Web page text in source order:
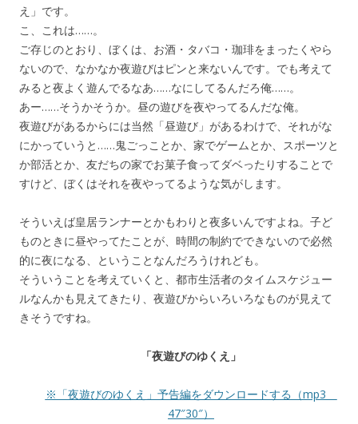
え」です。
こ、これは……。
ご存じのとおり、ぼくは、お酒・タバコ・珈琲をまったくやら
ないので、なかなか夜遊びはピンと来ないんです。でも考えて
みると夜よく遊んでるなあ……なにしてるんだろ俺……。
あー……そうかそうか。昼の遊びを夜やってるんだな俺。
夜遊びがあるからには当然「昼遊び」があるわけで、それがな
にかっていうと……鬼ごっことか、家でゲームとか、スポーツと
か部活とか、友だちの家でお菓子食ってダベったりすることで
すけど、ぼくはそれを夜やってるような気がします。
そういえば皇居ランナーとかもわりと夜多いんですよね。子ど
ものときに昼やってたことが、時間の制約でできないので必然
的に夜になる、ということなんだろうけれども。
そういうことを考えていくと、都市生活者のタイムスケジュー
ルなんかも見えてきたり、夜遊びからいろいろなものが見えて
きそうですね。
「夜遊びのゆくえ」
※「夜遊びのゆくえ」予告編をダウンロードする（mp3
47″30″）